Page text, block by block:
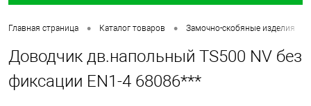
Главная страница • Каталог товаров • Замочно-скобяные изделия
Доводчик дв.напольный TS500 NV без
фиксации EN1-4 68086***